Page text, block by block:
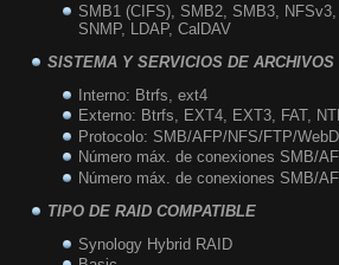
SMB1 (CIFS), SMB2, SMB3,
SNMP, LDAP, CalDAV
SISTEMA Y SERVICIOS DE ARCHIVOS
Interno: Btrfs, ext4
Externo: Btrfs, EXT4, EXT3, FAT,
Protocolo: SMB/AFP/NFS/FTP/
Número máx. de conexiones SMB/
Número máx. de conexiones SMB/
TIPO DE RAID COMPATIBLE
Synology Hybrid RAID